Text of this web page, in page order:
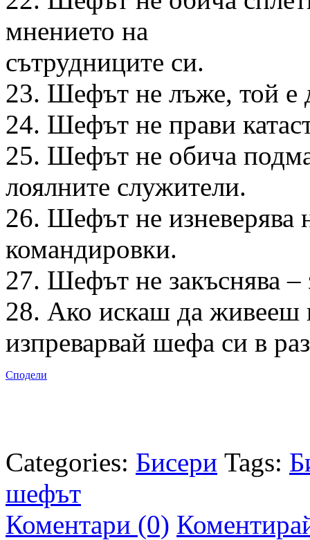
мнението на
сътрудниците си.
23. Шефът не лъже, той е
24. Шефът не прави
25. Шефът не обича
лоялните служители.
26. Шефът не изневерява
командировки.
27. Шефът не закъснява –
28. Ако искаш да живееш
изпреварвай шефа си в
Сподели
Categories: Бисери Tags:
шефът
Коментари (0)